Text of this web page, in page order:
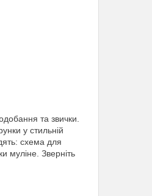
та звички.
у стильній
схема для
муліне. Зверніть